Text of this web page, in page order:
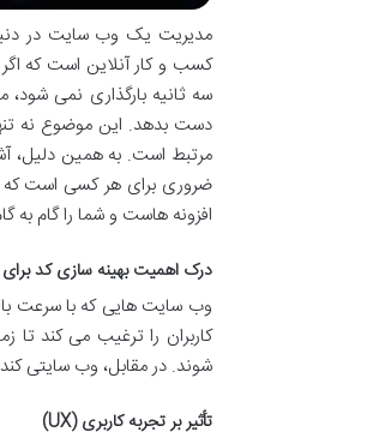
مدیریت یک وب سایت در
کسب و کار آنلاین است که
سه ثانیه بارگذاری نمی
دست بدهد. این موضوع نه
مرتبط است. به همین دلیل،
ضروری برای هر کسی است که
افزونه هاست و شما را گام به
درک اهمیت بهینه سازی کد
وب سایت هایی که با سرعت
کاربران را ترغیب می کند تا
شوند. در مقابل، وب سایتی
تأثیر بر تجربه کاربری (UX)